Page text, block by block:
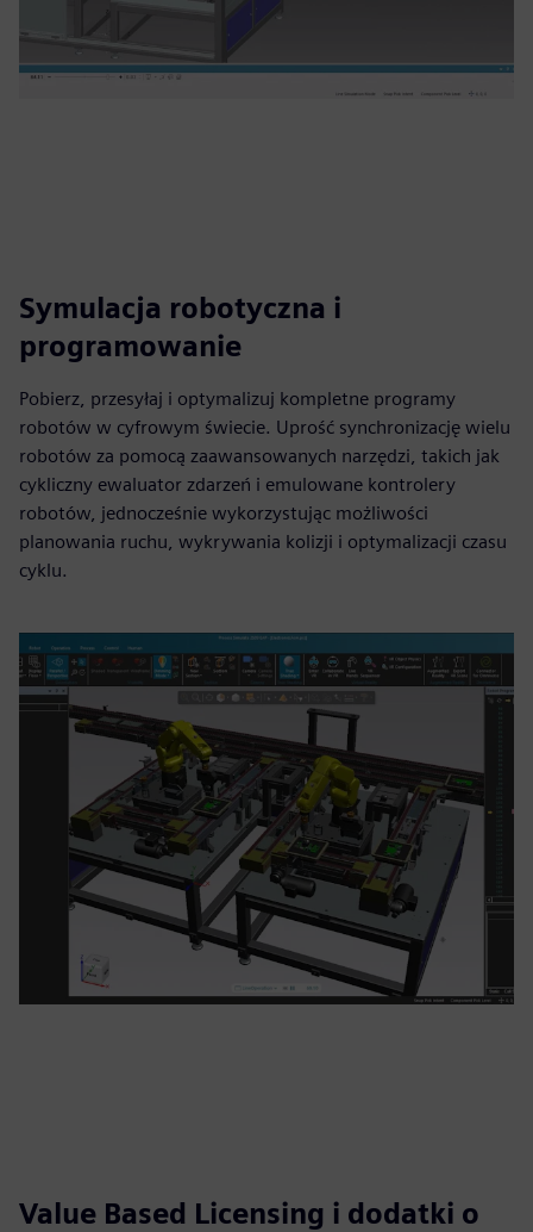
Symulacja robotyczna i
programowanie
Pobierz, przesyłaj i optymalizuj kompletne programy
robotów w cyfrowym świecie. Uprość synchronizację wielu
robotów za pomocą zaawansowanych narzędzi, takich jak
cykliczny ewaluator zdarzeń i emulowane kontrolery
robotów, jednocześnie wykorzystując możliwości
planowania ruchu, wykrywania kolizji i optymalizacji czasu
cyklu.
Value Based Licensing i dodatki o